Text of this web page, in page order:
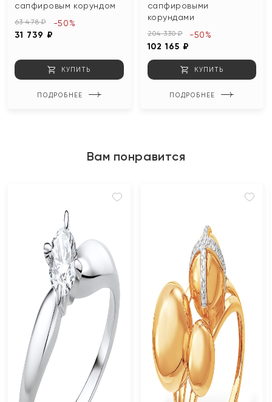
сапфировым корундом
63 478 ₽
31 739 ₽
-50%
КУПИТЬ
ПОДРОБНЕЕ
сапфировыми
корундами
204 330 ₽
102 165 ₽
-50%
КУПИТЬ
ПОДРОБНЕЕ
Вам понравится